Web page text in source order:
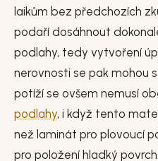
laikům bez předchozích
podaří dosáhnout
podlahy, tedy vytvoření
nerovnosti se pak mohou
potíží se ovšem nemusí
podlahy, i když tento
než laminát pro plovoucí
pro položení hladký povrch.